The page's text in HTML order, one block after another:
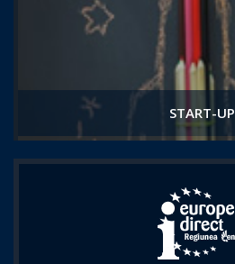
START-UP